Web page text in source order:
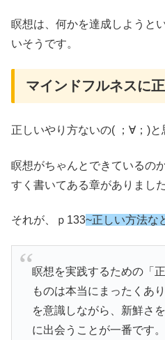
瞑想は、何かを達成しようと
いそうです。
マインドフルネスに
正しいやり方ないの( ；∀；)と
瞑想がちゃんとできているの
すく書いてある章がありました
それが、ｐ133~正しい方法な
瞑想を実践するための「
ものは本当にまったくあ
を意識しながら、新鮮さ
に出会うことが一番です。